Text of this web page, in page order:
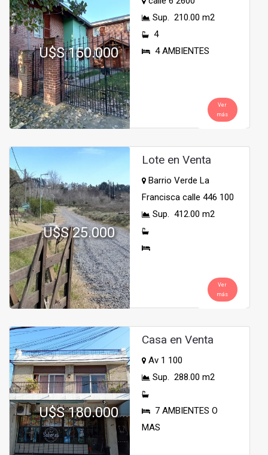
U$S 150.000
Sup. 210.00 m2
4
4 AMBIENTES
Ver
más
U$S 25.000
Lote en Venta
Barrio Verde La
Francisca calle 446 100
Sup. 412.00 m2
Ver
más
U$S 180.000
Casa en Venta
Av 1 100
Sup. 288.00 m2
7 AMBIENTES O
MAS